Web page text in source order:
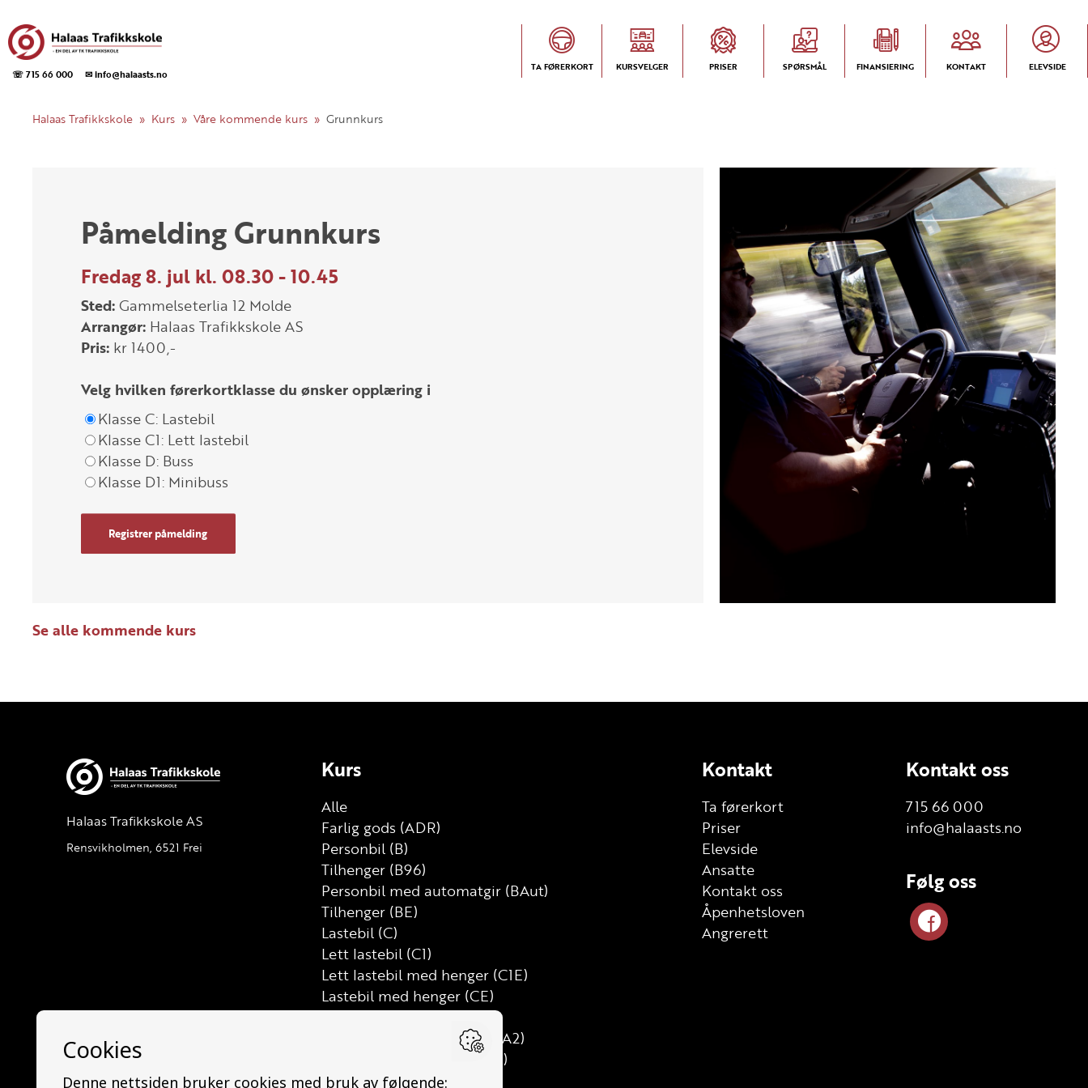
☏ 715 66 000 ✉ info@halaasts.no
TA FØRERKORT KURSVELGER PRISER SPØRSMÅL FINANSIERING KONTAKT ELEVSIDE
Halaas Trafikkskole Kurs Våre kommende kurs Grunnkurs
Påmelding Grunnkurs
Fredag 8. jul kl. 08.30 - 10.45
Sted:Gammelseterlia 12 Molde
Arrangør: Halaas Trafikkskole AS
Pris: kr 1400,-
Velg hvilken førerkortklasse du ønsker opplæring i
Klasse C: Lastebil
Klasse C1: Lett lastebil
Klasse D: Buss
Klasse D1: Minibuss
Registrer påmelding
Se alle kommende kurs
Halaas Trafikkskole AS
Rensvikholmen, 6521 Frei
Kurs
Alle
Farlig gods (ADR)
Personbil (B)
Tilhenger (B96)
Personbil med automatgir (BAut)
Tilhenger (BE)
Lastebil (C)
Lett lastebil (C1)
Lett lastebil med henger (C1E)
Lastebil med henger (CE)
Buss (D)
Mellomtung motorsykkel (A2)
Minibuss med henger (D1E)
Buss med henger (DE)
Kontakt
Ta førerkort
Priser
Elevside
Ansatte
Kontakt oss
Åpenhetsloven
Angrerett
Kontakt oss
715 66 000
info@halaasts.no
Følg oss